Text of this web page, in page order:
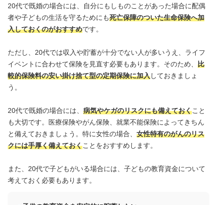
20代で既婚の場合には、自分にもしものことがあった場合に配偶
者や子どもの生活を守るためにも死亡保障のついた生命保険へ加
入しておくのがおすすめです。
ただし、20代では収入や貯蓄が十分でない人が多いうえ、ライフ
イベントに合わせて保険を見直す必要もあります。そのため、 比
較的保険料の安い掛け捨て型の定期保険に加入しておきましょ
う。
20代で既婚の場合には、 病気やケガのリスクにも備えておくこと
も大切です。医療保険やがん保険、就業不能保険によってきちん
と備えておきましょう。特に女性の場合、 女性特有のがんのリス
クには手厚く備えておくことをおすすめします。
また、20代で子どもがいる場合には、子どもの教育資金について
考えておく必要もあります。